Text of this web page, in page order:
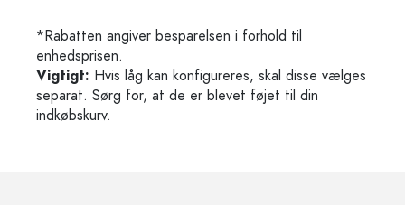
*Rabatten angiver besparelsen i forhold til
enhedsprisen.
Vigtigt: Hvis låg kan konfigureres, skal disse vælges
separat. Sørg for, at de er blevet føjet til din
indkøbskurv.